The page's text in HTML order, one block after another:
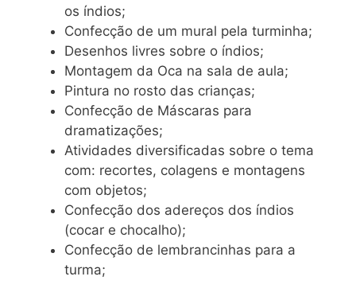
os índios;
Confecção de um mural pela turminha;
Desenhos livres sobre o índios;
Montagem da Oca na sala de aula;
Pintura no rosto das crianças;
Confecção de Máscaras para
dramatizações;
Atividades diversificadas sobre o tema
com: recortes, colagens e montagens
com objetos;
Confecção dos adereços dos índios
(cocar e chocalho);
Confecção de lembrancinhas para a
turma;